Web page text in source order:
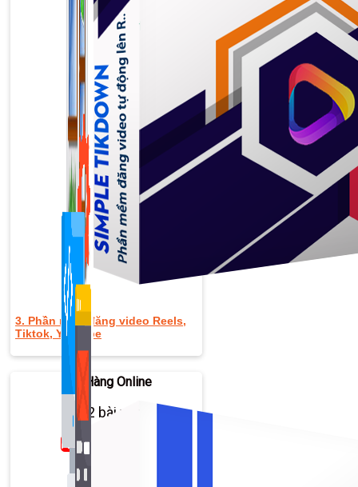
Bán Hàng Online
2,632 bài viết
New
1,422 bài viết
3. Phần mềm đăng video Reels,
Tiktok, Youtube